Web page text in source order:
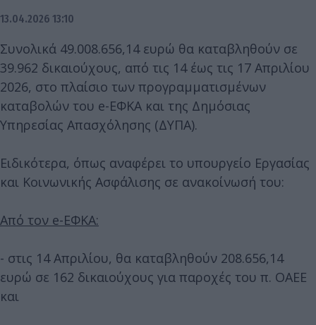
13.04.2026 13:10
Συνολικά 49.008.656,14 ευρώ θα καταβληθούν σε
39.962 δικαιούχους, από τις 14 έως τις 17 Απριλίου
2026, στο πλαίσιο των προγραμματισμένων
καταβολών του e-ΕΦΚΑ και της Δημόσιας
Υπηρεσίας Απασχόλησης (ΔΥΠΑ).
Ειδικότερα, όπως αναφέρει το υπουργείο Εργασίας
και Κοινωνικής Ασφάλισης σε ανακοίνωσή του:
Από τον e-ΕΦΚΑ:
- στις 14 Απριλίου, θα καταβληθούν 208.656,14
ευρώ σε 162 δικαιούχους για παροχές του π. ΟΑΕΕ
και